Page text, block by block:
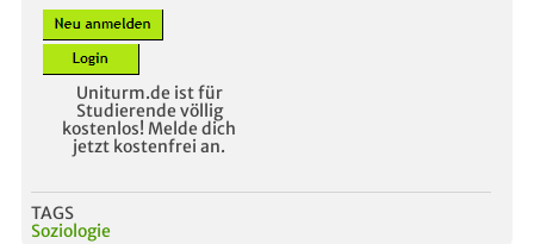
Uniturm.de ist für
Studierende völlig
kostenlos! Melde dich
jetzt kostenfrei an.
TAGS
Soziologie